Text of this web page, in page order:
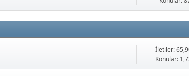
İletiler:
Konular: